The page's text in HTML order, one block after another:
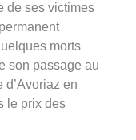
de ses victimes
morts
son passage au
d’Avoriaz en
le prix des